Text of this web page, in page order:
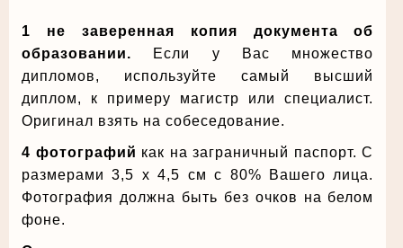
1 не заверенная копия документа об
образовании. Если у Вас множество
дипломов, используйте самый высший
диплом, к примеру магистр или специалист.
Оригинал взять на собеседование.
4 фотографий как на заграничный паспорт. С
размерами 3,5 x 4,5 см с 80% Вашего лица.
Фотография должна быть без очков на белом
фоне.